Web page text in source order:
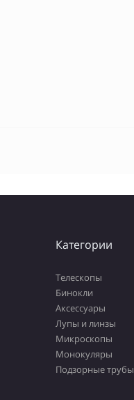
Категории
Телескопы
Бинокли
Аксессуары
Лупы и линзы
Микроскопы
Монокуляры
Подзорные трубы